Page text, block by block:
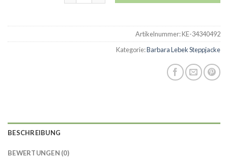
Artikelnummer:KE-34340492
Kategorie:Barbara Lebek Steppjacke
BESCHREIBUNG
BEWERTUNGEN (0)